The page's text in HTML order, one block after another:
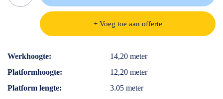
+ Voeg toe aan offerte
Specificaties
Werkhoogte
14,20 meter
Platformhoogte
12,20 meter
Platform lengte
3.05 meter